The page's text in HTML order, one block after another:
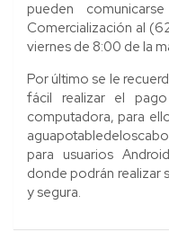
pueden
Comercialización al
viernes de 8:00 de la
Por último se le
fácil realizar el
computadora, para
para usuarios
donde podrán realizar
y segura.